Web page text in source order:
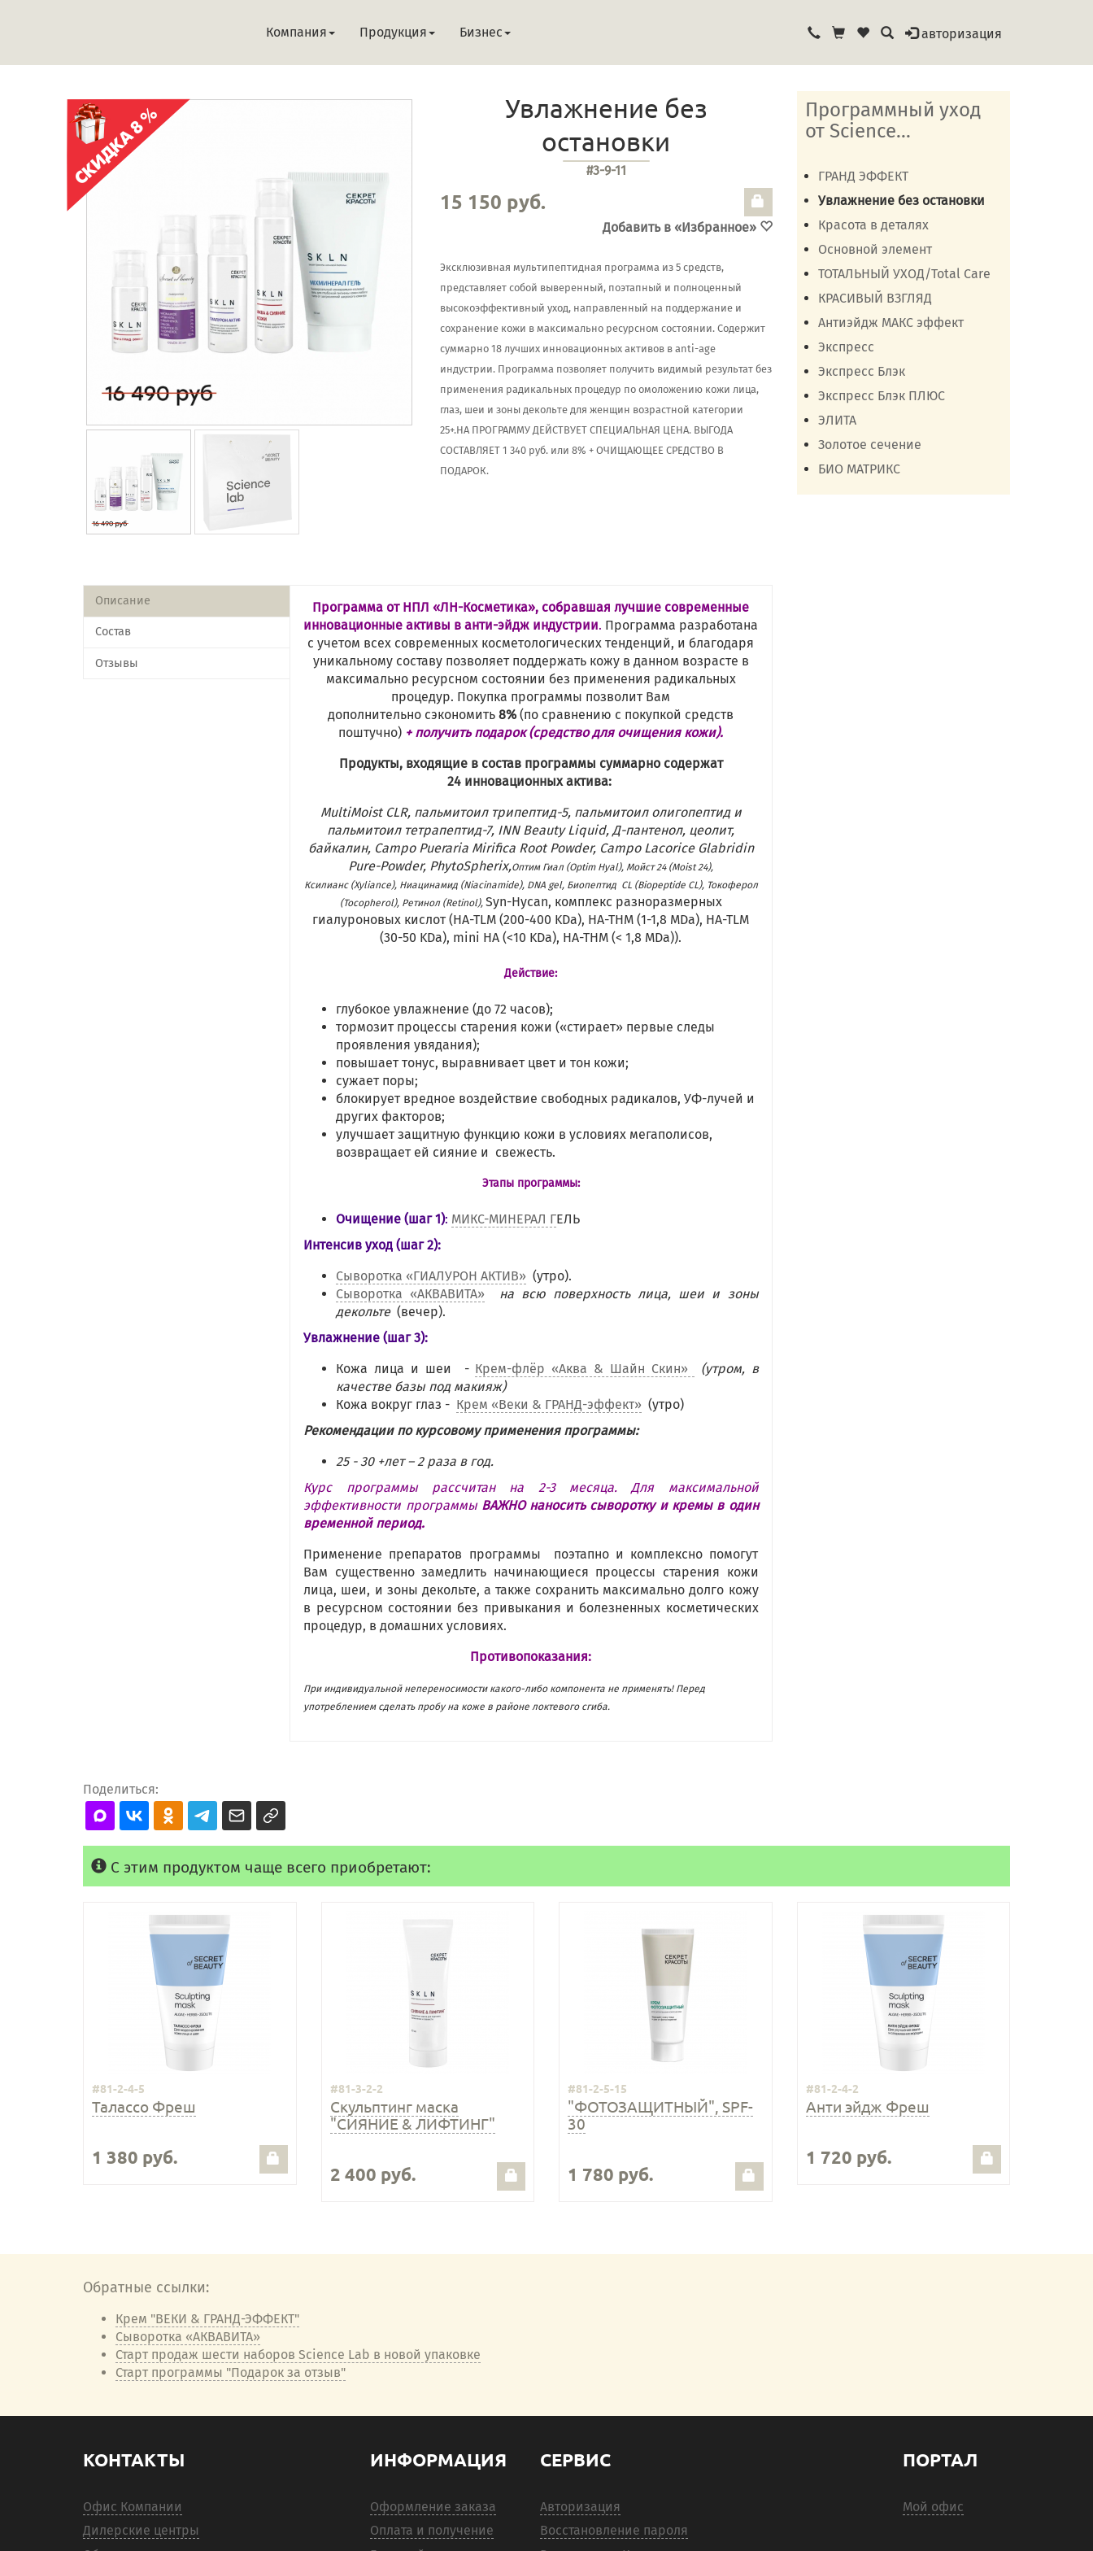
Компания Продукция Бизнес авторизация
Увлажнение без
остановки
#3-9-11
15 150 руб.
Добавить в «Избранное»
Эксклюзивная мультипептидная программа из 5 средств,
представляет собой выверенный, поэтапный и полноценный
высокоэффективный уход, направленный на поддержание и
сохранение кожи в максимально ресурсном состоянии. Содержит
суммарно 18 лучших инновационных активов в anti-age
индустрии. Программа позволяет получить видимый результат без
применения радикальных процедур по омоложению кожи лица,
глаз, шеи и зоны декольте для женщин возрастной категории
25+.НА ПРОГРАММУ ДЕЙСТВУЕТ СПЕЦИАЛЬНАЯ ЦЕНА. ВЫГОДА
СОСТАВЛЯЕТ 1 340 руб. или 8% + ОЧИЩАЮЩЕЕ СРЕДСТВО В
ПОДАРОК.
Описание
Состав
Отзывы
Программа от НПЛ «ЛН-Косметика», собравшая лучшие современные
инновационные активы в анти-эйдж индустрии. Программа разработана
с учетом всех современных косметологических тенденций, и благодаря
уникальному составу позволяет поддержать кожу в данном возрасте в
максимально ресурсном состоянии без применения радикальных
процедур. Покупка программы позволит Вам
дополнительно сэкономить 8% (по сравнению с покупкой средств
поштучно) + получить подарок (средство для очищения кожи).
Продукты, входящие в состав программы суммарно содержат
24 инновационных актива:
MultiMoist CLR, пальмитоил трипептид-5, пальмитоил олигопептид и
пальмитоил тетрапептид-7, INN Beauty Liquid, Д-пантенол, цеолит,
байкалин, Campo Pueraria Mirifica Root Powder, Campo Lacorice Glabridin
Pure-Powder, PhytoSpherix,Оптим Гиал (Optim Hyal), Мойст 24 (Moist 24),
Ксилианс (Xyliance), Ниацинамид (Niacinamide), DNA gel, Биопептид CL (Biopeptide CL), Токоферол
(Tocopherol), Ретинол (Retinol), Syn-Hycan, комплекс разноразмерных
гиалуроновых кислот (HA-TLM (200-400 KDa), HA-THM (1-1,8 MDa), HA-TLM
(30-50 KDa), mini HA (<10 KDa), HA-THM (< 1,8 MDa)).
Действие:
глубокое увлажнение (до 72 часов);
тормозит процессы старения кожи («стирает» первые следы
проявления увядания);
повышает тонус, выравнивает цвет и тон кожи;
сужает поры;
блокирует вредное воздействие свободных радикалов, УФ-лучей и
других факторов;
улучшает защитную функцию кожи в условиях мегаполисов,
возвращает ей сияние и свежесть.
Этапы программы:
Очищение (шаг 1): МИКС-МИНЕРАЛ ГЕЛЬ
Интенсив уход (шаг 2):
Сыворотка «ГИАЛУРОН АКТИВ» (утро).
Сыворотка «АКВАВИТА»
на всю поверхность лица, шеи и зоны
декольте(вечер).
Увлажнение (шаг 3):
Кожа лица и шеи - Крем-флёр «Аква & Шайн Скин»
(утром, в
качестве базы под макияж)
Кожа вокруг глаз - Крем «Веки & ГРАНД-эффект» (утро)
Рекомендации по курсовому применения программы:
25 - 30 +лет – 2 раза в год.
Курс программы рассчитан на 2-3 месяца. Для максимальной
эффективности программы ВАЖНО наносить сыворотку и кремы в один
временной период.
Применение препаратов программы поэтапно и комплексно помогут
Вам существенно замедлить начинающиеся процессы старения кожи
лица, шеи, и зоны декольте, а также сохранить максимально долго кожу
в ресурсном состоянии без привыкания и болезненных косметических
процедур, в домашних условиях.
Противопоказания:
При индивидуальной непереносимости какого-либо компонента не применять! Перед
употреблением сделать пробу на коже в районе локтевого сгиба.
Поделиться:
Программный уход
от Science...
ГРАНД ЭФФЕКТ
Увлажнение без остановки
Красота в деталях
Основной элемент
ТОТАЛЬНЫЙ УХОД/Total Care
КРАСИВЫЙ ВЗГЛЯД
Антиэйдж МАКС эффект
Экспресс
Экспресс Блэк
Экспресс Блэк ПЛЮС
ЭЛИТА
Золотое сечение
БИО МАТРИКС
С этим продуктом чаще всего приобретают:
#81-2-4-5
Талассо Фреш
1 380 руб.
#81-3-2-2
Скульптинг маска
"СИЯНИЕ & ЛИФТИНГ"
2 400 руб.
#81-2-5-15
"ФОТОЗАЩИТНЫЙ", SPF-
30
1 780 руб.
#81-2-4-2
Анти эйдж Фреш
1 720 руб.
Обратные ссылки:
Крем "ВЕКИ & ГРАНД-ЭФФЕКТ"
Сыворотка «АКВАВИТА»
Старт продаж шести наборов Science Lab в новой упаковке
Старт программы "Подарок за отзыв"
КОНТАКТЫ
Офис Компании
Дилерские центры
ИНФОРМАЦИЯ
Оформление заказа
Оплата и получение
СЕРВИС
Авторизация
Восстановление пароля
ПОРТАЛ
Мой офис